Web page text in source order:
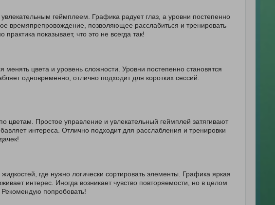
геймплеем. Графика радует глаз, а уровни постепенно
времяпрепровождение, позволяющее расслабиться и тренировать
показывает, что это не всегда так!
цвета и уровень сложности. Уровни постепенно становятся
одновременно, отлично подходит для коротких сессий.
цветам. Простое управление и увлекательный геймплей затягивают
интереса. Отлично подходит для расслабления и тренировки
где нужно логически сортировать элементы. Графика яркая
интерес. Иногда возникает чувство повторяемости, но в целом
попробовать!